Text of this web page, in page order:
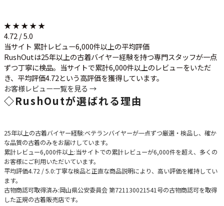
★ ★ ★ ★ ★
4.72 / 5.0
当サイト 累計レビュー6,000件以上の平均評価
RushOutは25年以上の古着バイヤー経験を持つ専門スタッフが一点
ずつ丁寧に検品。当サイトで累計6,000件以上のレビューをいただ
き、平均評価4.72という高評価を獲得しています。
お客様レビュー一覧を見る →
◇RushOutが選ばれる理由
25年以上の古着バイヤー経験:ベテランバイヤーが一点ずつ厳選・検品し、確か
な品質の古着のみをお届けしています。
累計レビュー6,000件以上:当サイトでの累計レビューが6,000件を超え、多くの
お客様にご利用いただいています。
平均評価4.72 / 5.0:丁寧な検品と正直な商品説明により、高い評価を維持してい
ます。
古物商認可取得済み:岡山県公安委員会 第721130021541号の古物商認可を取得
した正規の古着販売店です。